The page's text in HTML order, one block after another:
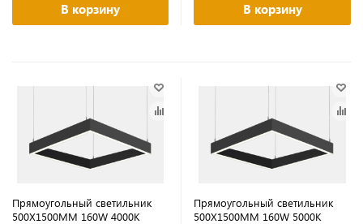
В корзину В корзину
Прямоугольный светильник
500Х1500MM 160W 4000K
Прямоугольный светильник
500Х1500MM 160W 5000K